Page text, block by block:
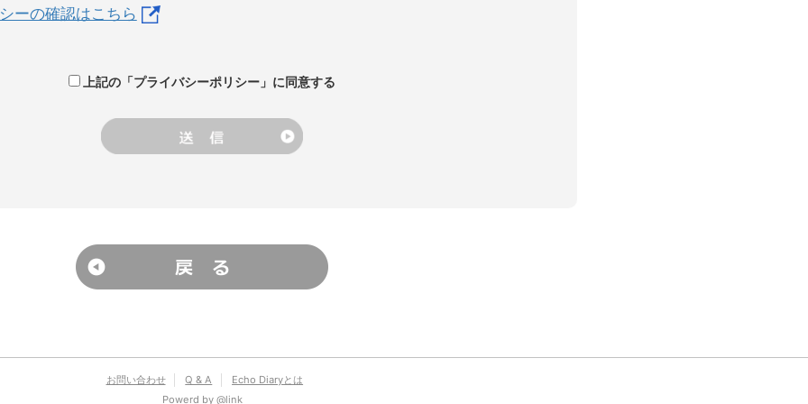
ーの確認はこちら
上記の「プライバシーポリシー」に同意する
お問い合わせ Q & A
Echo Diaryとは
Powerd by @link